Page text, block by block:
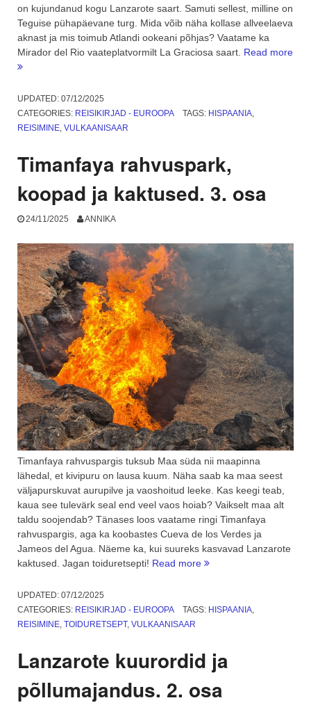
on kujundanud kogu Lanzarote saart. Samuti sellest, milline on
Teguise pühapäevane turg. Mida võib näha kollase allveelaeva
aknast ja mis toimub Atlandi ookeani põhjas? Vaatame ka
Mirador del Rio vaateplatvormilt La Graciosa saart. Read more
“Manrique,
ja
kollane
allveelaev.
UPDATED: 07/12/2025
CATEGORIES: REISIKIRJAD - EUROOPA TAGS: HISPAANIA,
REISIMINE VULKAANISAAR
Timanfaya rahvuspark,
koopad ja kaktused. 3. osa
24/11/2025 ANNIKA
Timanfaya rahvuspargis tuksub Maa süda nii maapinna
lähedal, et kivipuru on lausa kuum. Näha saab ka maa seest
väljapurskuvat aurupilve ja vaoshoitud leeke. Kas keegi teab,
kaua see tulevärk seal end veel vaos hoiab? Vaikselt maa alt
taldu soojendab? Tänases loos vaatame ringi Timanfaya
rahvuspargis, aga ka koobastes Cueva de los Verdes ja
Jameos del Agua. Näeme ka, kui suureks kasvavad Lanzarote
kaktused. Jagan toiduretsepti! Read more “Timanfaya
ja
UPDATED: 07/12/2025
CATEGORIES: REISIKIRJAD - EUROOPA TAGS: HISPAANIA,
REISIMINE, TOIDURETSEPT, VULKAANISAAR
Lanzarote kuurordid ja
põllumajandus. 2. osa